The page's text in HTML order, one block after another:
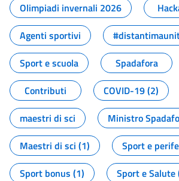
Olimpiadi invernali 2026
Agenti sportivi
Sport e scuola
Spadafora
Contributi
COVID-19 (2)
maestri di sci
Ministro
Maestri di sci (1)
Sport e
Sport bonus (1)
Sport e Salute